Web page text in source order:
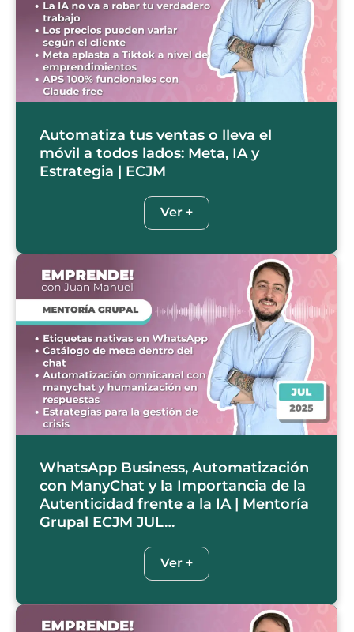
Automatiza tus ventas o lleva el
móvil a todos lados: Meta, IA y
Estrategia | ECJM
Ver +
WhatsApp Business, Automatización
con ManyChat y la Importancia de la
Autenticidad frente a la IA | Mentoría
Grupal ECJM JUL…
Ver +